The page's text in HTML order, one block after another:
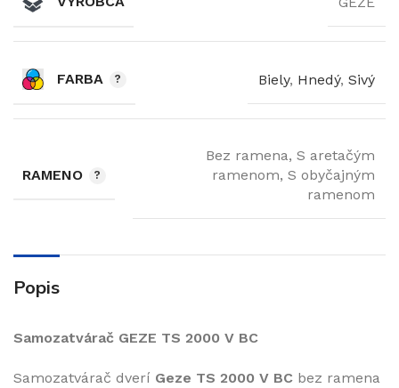
FARBA Biely, Hnedý, Sivý
RAMENO
Bez ramena, S aretačým
ramenom, S obyčajným
ramenom
Popis
Samozatvárač GEZE TS 2000 V BC
Samozatvárač dverí Geze TS 2000 V BC bez ramena